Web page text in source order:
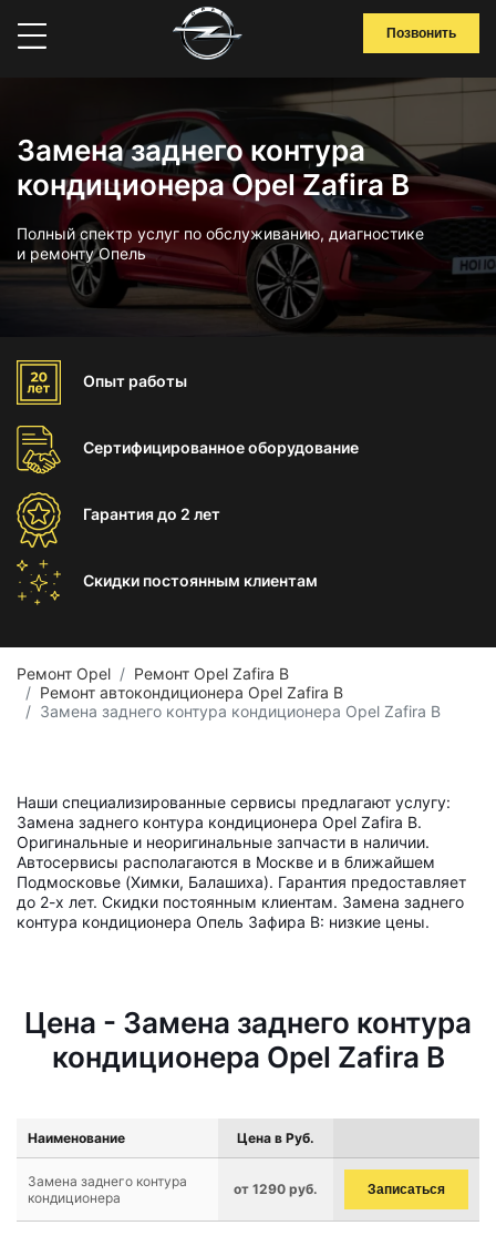
Позвонить
Замена заднего контура
кондиционера Opel Zafira B
Полный спектр услуг по обслуживанию, диагностике
и ремонту Опель
Опыт работы
Сертифицированноеоборудование
Гарантиядо 2 лет
Скидки постоянным клиентам
Ремонт Opel
Ремонт Opel Zafira B
Ремонт автокондиционера Opel Zafira B
Замена заднего контура кондиционера Opel Zafira B
Наши специализированные сервисы предлагают услугу:
Замена заднего контура кондиционера Opel Zafira B.
Оригинальные и неоригинальные запчасти в наличии.
Автосервисы располагаются в Москве и в ближайшем
Подмосковье (Химки, Балашиха). Гарантия предоставляет
до 2-х лет. Скидки постоянным клиентам. Замена заднего
контура кондиционера Опель Зафира B: низкие цены.
Цена - Замена заднего контура
кондиционера Opel Zafira B
Наименование Цена в Руб.
Замена заднего контура
кондиционера
от 1290 руб. Записаться